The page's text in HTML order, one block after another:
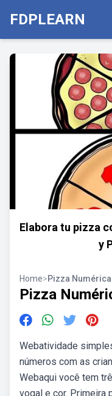
FDPLEARN
Elabora tu pizza
y
Home>Pizza
Pizza
Webatividade
números com as
Webaqui você tem
vogal e cor. Primeira